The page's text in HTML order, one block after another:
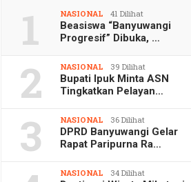
1 NASIONAL 41 Dilihat
Beasiswa “Banyuwangi
Progresif” Dibuka, …
2 NASIONAL 39 Dilihat
Bupati Ipuk Minta ASN
Tingkatkan Pelayan…
3 NASIONAL 36 Dilihat
DPRD Banyuwangi Gelar
Rapat Paripurna Ra…
NASIONAL 34 Dilihat